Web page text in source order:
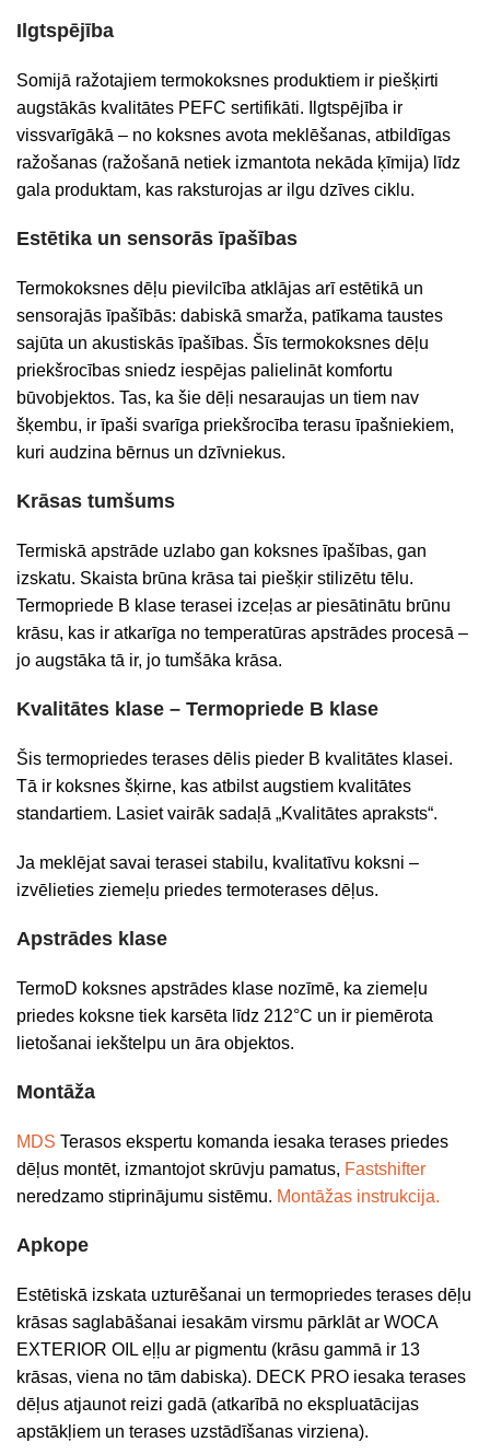
Ilgtspējība
Somijā ražotajiem termokoksnes produktiem ir piešķirti
augstākās kvalitātes PEFC sertifikāti. Ilgtspējība ir
vissvarīgākā – no koksnes avota meklēšanas, atbildīgas
ražošanas (ražošanā netiek izmantota nekāda ķīmija) līdz
gala produktam, kas raksturojas ar ilgu dzīves ciklu.
Estētika un sensorās īpašības
Termokoksnes dēļu pievilcība atklājas arī estētikā un
sensorajās īpašībās: dabiskā smarža, patīkama taustes
sajūta un akustiskās īpašības. Šīs termokoksnes dēļu
priekšrocības sniedz iespējas palielināt komfortu
būvobjektos. Tas, ka šie dēļi nesaraujas un tiem nav
šķembu, ir īpaši svarīga priekšrocība terasu īpašniekiem,
kuri audzina bērnus un dzīvniekus.
Krāsas tumšums
Termiskā apstrāde uzlabo gan koksnes īpašības, gan
izskatu. Skaista brūna krāsa tai piešķir stilizētu tēlu.
Termopriede B klase terasei izceļas ar piesātinātu brūnu
krāsu, kas ir atkarīga no temperatūras apstrādes procesā –
jo augstāka tā ir, jo tumšāka krāsa.
Kvalitātes klase – Termopriede B klase
Šis termopriedes terases dēlis pieder B kvalitātes klasei.
Tā ir koksnes šķirne, kas atbilst augstiem kvalitātes
standartiem. Lasiet vairāk sadaļā „Kvalitātes apraksts“.
Ja meklējat savai terasei stabilu, kvalitatīvu koksni –
izvēlieties ziemeļu priedes termoterases dēļus.
Apstrādes klase
TermoD koksnes apstrādes klase nozīmē, ka ziemeļu
priedes koksne tiek karsēta līdz 212°C un ir piemērota
lietošanai iekštelpu un āra objektos.
Montāža
MDS Terasos ekspertu komanda iesaka terases priedes
dēļus montēt, izmantojot skrūvju pamatus, Fastshifter
neredzamo stiprinājumu sistēmu. Montāžas instrukcija.
Apkope
Estētiskā izskata uzturēšanai un termopriedes terases dēļu
krāsas saglabāšanai iesakām virsmu pārklāt ar WOCA
EXTERIOR OIL eļļu ar pigmentu (krāsu gammā ir 13
krāsas, viena no tām dabiska). DECK PRO iesaka terases
dēļus atjaunot reizi gadā (atkarībā no ekspluatācijas
apstākļiem un terases uzstādīšanas virziena).